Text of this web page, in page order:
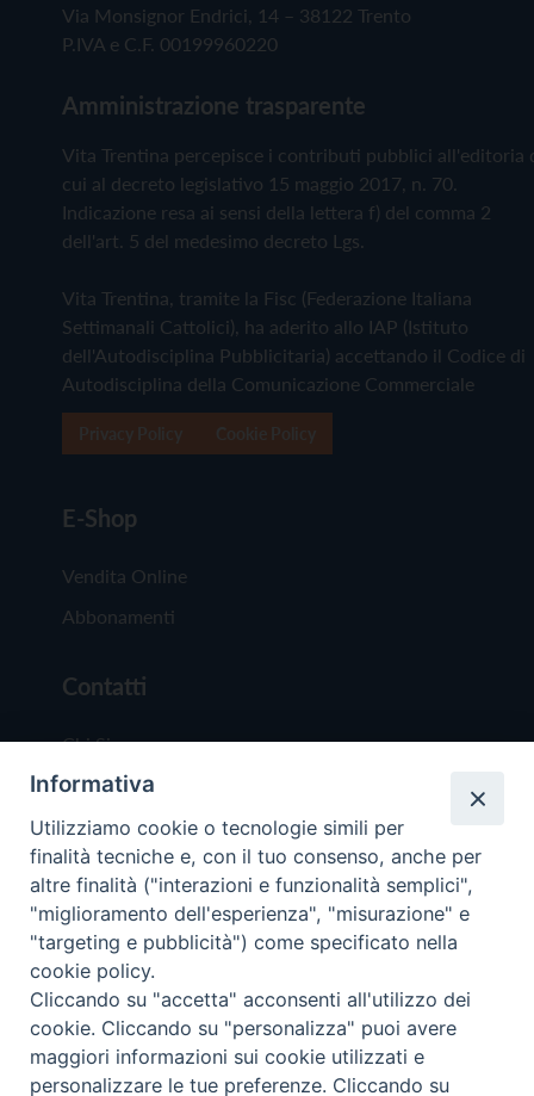
Via Monsignor Endrici, 14 – 38122 Trento
P.IVA e C.F. 00199960220
Amministrazione trasparente
Vita Trentina percepisce i contributi pubblici all'editoria
cui al decreto legislativo 15 maggio 2017, n. 70.
Indicazione resa ai sensi della lettera f) del comma 2
dell'art. 5 del medesimo decreto Lgs.
Vita Trentina, tramite la Fisc (Federazione Italiana
Settimanali Cattolici), ha aderito allo IAP (Istituto
dell'Autodisciplina Pubblicitaria) accettando il Codice di
Autodisciplina della Comunicazione Commerciale
E-Shop
Vendita Online
Abbonamenti
Contatti
Chi Siamo
Redazione
Scrivici
Copyright © 2019 - Tutti i diritti riservati - Vita
Trentina Editrice
Privacy Policy
Informativa
Utilizziamo cookie o tecnologie simili per
finalità tecniche e, con il tuo consenso, anche per
altre finalità ("interazioni e funzionalità semplici",
"miglioramento dell'esperienza", "misurazione" e
"targeting e pubblicità") come specificato nella
cookie policy.
Cliccando su "accetta" acconsenti all'utilizzo dei
cookie. Cliccando su "personalizza" puoi avere
maggiori informazioni sui cookie utilizzati e
personalizzare le tue preferenze. Cliccando su